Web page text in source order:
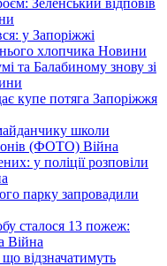
у Запоріжжі
хлопчика Новини
та Балабиному знову зі
купе потяга Запоріжжя
школи
(ФОТО) Війна
у поліції розповіли
парку запровадили
сталося 13 пожеж:
Війна
відзначатимуть